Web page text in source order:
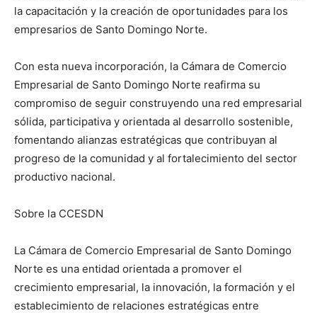
la capacitación y la creación de oportunidades para los
empresarios de Santo Domingo Norte.
Con esta nueva incorporación, la Cámara de Comercio
Empresarial de Santo Domingo Norte reafirma su
compromiso de seguir construyendo una red empresarial
sólida, participativa y orientada al desarrollo sostenible,
fomentando alianzas estratégicas que contribuyan al
progreso de la comunidad y al fortalecimiento del sector
productivo nacional.
Sobre la CCESDN
La Cámara de Comercio Empresarial de Santo Domingo
Norte es una entidad orientada a promover el
crecimiento empresarial, la innovación, la formación y el
establecimiento de relaciones estratégicas entre